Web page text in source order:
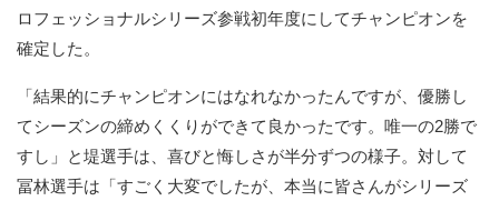
ロフェッショナルシリーズ参戦初年度にしてチャンピオンを
確定した。
「結果的にチャンピオンにはなれなかったんですが、優勝し
てシーズンの締めくくりができて良かったです。唯一の2勝で
すし」と堤選手は、喜びと悔しさが半分ずつの様子。対して
冨林選手は「すごく大変でしたが、本当に皆さんがシリーズ